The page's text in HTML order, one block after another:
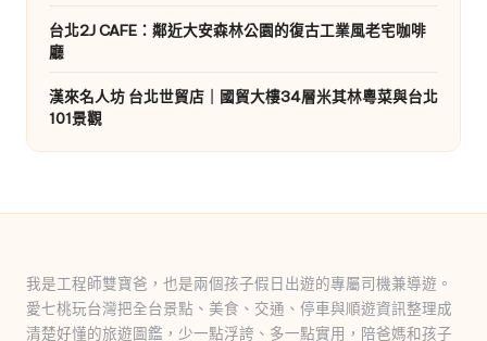
台北2J CAFE：鄰近大安森林公園的復古工業風老宅咖啡
廳
漢來名人坊 台北世貿店｜國貿大樓34層米其林粵菜與台北
101景觀
我是工程師雙寶爸，也是兩個孩子假日出遊的專屬司機兼導遊。
愛七桃玩台灣把全台景點、美食、交通、停車與順遊資訊整理成
清楚好懂的旅遊圖鑑，少一點浮誇、多一點實用，陪爸媽和孩子